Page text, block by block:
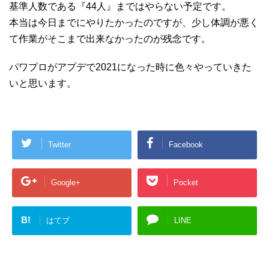
基準人数である『44人』まではやらない予定です。
本当は今日までにやりたかったのですが、少し体調が悪く
て作業がそこまで出来なかったのが残念です。
パワプロがアプデで2021になった時に色々やっていきた
いと思います。
Twitter Facebook
Google+ Pocket
B! はてブ LINE